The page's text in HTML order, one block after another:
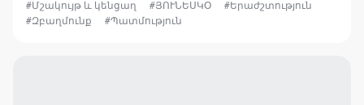
ancestors.
#Մշակույթ և կենցաղ #ՅՈՒՆԵՍԿՕ
#Երաժշտություն
#Զբաղմունք
#Պատմություն